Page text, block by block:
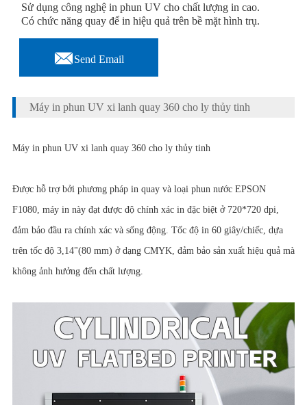
Sử dụng công nghệ in phun UV cho chất lượng in cao.
Có chức năng quay để in hiệu quả trên bề mặt hình trụ.
Send Email
Máy in phun UV xi lanh quay 360 cho ly thủy tinh
Máy in phun UV xi lanh quay 360 cho ly thủy tinh
Được hỗ trợ bởi phương pháp in quay và loại phun nước EPSON
F1080, máy in này đạt được độ chính xác in đặc biệt ở 720*720 dpi,
đảm bảo đầu ra chính xác và sống động. Tốc độ in 60 giây/chiếc, dựa
trên tốc độ 3,14"(80 mm) ở dạng CMYK, đảm bảo sản xuất hiệu quả mà
không ảnh hưởng đến chất lượng.